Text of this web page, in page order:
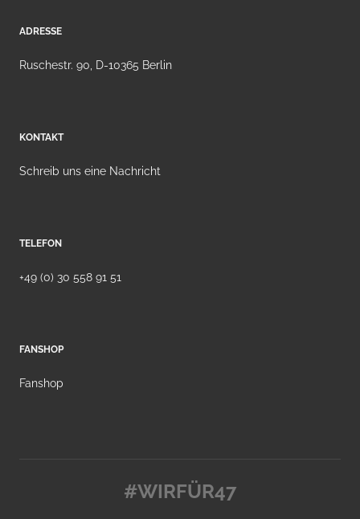
ADRESSE
Ruschestr. 90, D-10365 Berlin
KONTAKT
Schreib uns eine Nachricht
TELEFON
+49 (0) 30 558 91 51
FANSHOP
Fanshop
#WIRFÜR47